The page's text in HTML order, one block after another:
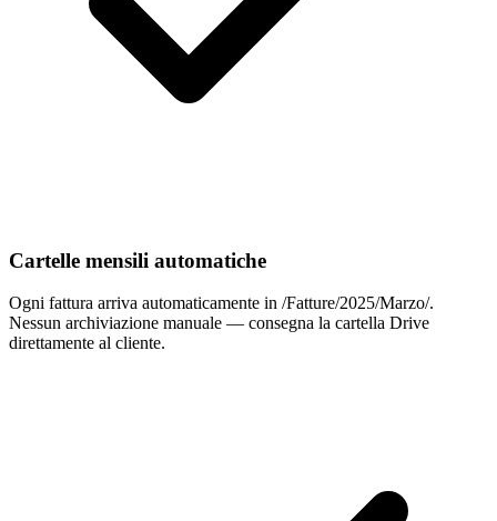
Cartelle mensili automatiche
Ogni fattura arriva automaticamente in /Fatture/2025/Marzo/.
Nessun archiviazione manuale — consegna la cartella Drive
direttamente al cliente.